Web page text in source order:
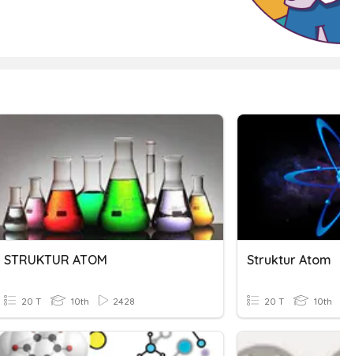
STRUKTUR ATOM
20 T 10th 2428
Struktur Atom
20 T 10th